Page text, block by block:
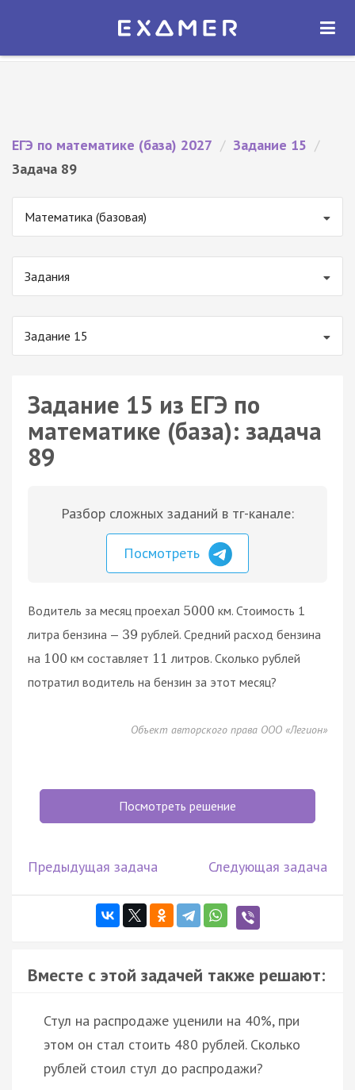
Экзамер — ЕГЭ 2027
ОТКРЫТЬ
ЕГЭ по математике (база) 2027 / Задание 15 /
Задача 89
Математика (базовая)
Задания
Задание 15
Задание 15 из ЕГЭ по
математике (база): задача
89
Разбор сложных заданий в тг-канале:
Посмотреть
Водитель за месяц проехал 5000 км. Стоимость 1
литра бензина — 39 рублей. Средний расход бензина
на 100 км составляет 11 литров. Сколько рублей
потратил водитель на бензин за этот месяц?
Объект авторского права ООО «Легион»
Посмотреть решение
Предыдущая задача Следующая задача
Вместе с этой задачей также решают:
Стул на распродаже уценили на 40%, при
этом он стал стоить 480 рублей. Сколько
рублей стоил стул до распродажи?